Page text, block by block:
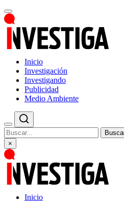
Inicio
Investigación
Investigando
Publicidad
Medio Ambiente
×
Inicio